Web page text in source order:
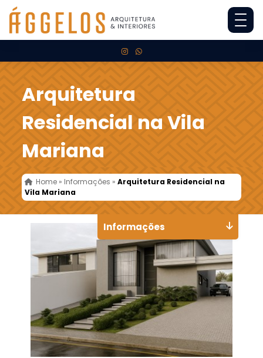
Arquitetura
Residencial na Vila
Mariana
Home » Informações »Arquitetura Residencial na
Vila Mariana
Informações